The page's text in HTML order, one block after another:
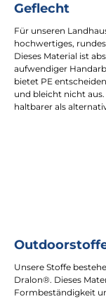
Geflecht
Für unseren
hochwertiges,
Dieses Material ist
aufwendiger
bietet PE
und bleicht nicht
haltbarer als
Unsere Stoffe
Dralon®. Dieses
Formbeständigkeit